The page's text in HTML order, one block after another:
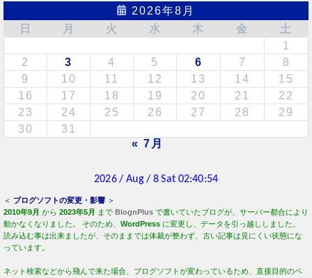
2026年8月
日
月 火 水 木 金
土
1
2
3 4 5 6 7
8
9
10 11 12 13 14
15
16
17 18 19 20 21
22
23
24 25 26 27 28
29
30
31
« 7月
＜ ブログソフトの変更・影響 ＞
2010年9月 から 2023年5月 まで BlognPlus で書いていたブログが、サーバー都合により
動かなくなりました。 そのため、 WordPress に変更し、データを引っ越ししました。
読み込む事は出来ましたが、そのままでは体裁が整わず、古い記事は見にくい状態にな
っています。
ネット検索などから飛んで来た場合、ブログソフトが変わっているため、直接目的のペ